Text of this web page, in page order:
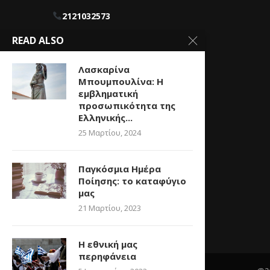
2121032573
info@whatpoliticsmeans.com
READ ALSO
Λασκαρίνα
Μπουμπουλίνα: Η
εμβληματική
προσωπικότητα της
Ελληνικής...
25 Μαρτίου, 2024
Παγκόσμια Ημέρα
Ποίησης: το καταφύγιο
μας
21 Μαρτίου, 2023
Η εθνική μας
περηφάνεια